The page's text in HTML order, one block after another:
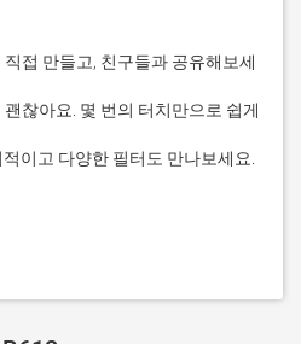
접 만들고, 친구들과 공유해보세
찮아요. 몇 번의 터치만으로 쉽게
이고 다양한 필터도 만나보세요.